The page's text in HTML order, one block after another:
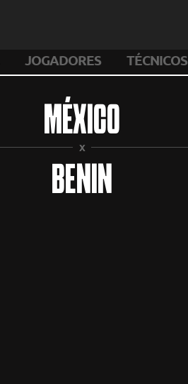
JOGADORES TÉCNICOS
MÉXICO
X
BENIN